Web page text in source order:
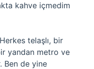
kahve içmedim
telaşlı, bir
yandan metro ve
Ben de yine